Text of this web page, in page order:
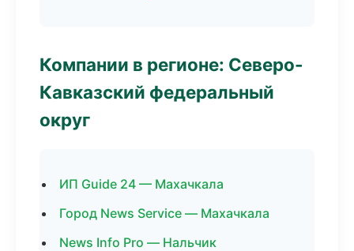
Компании в регионе: Северо-
Кавказский федеральный
округ
ИП Guide 24 — Махачкала
Город News Service — Махачкала
News Info Pro — Нальчик